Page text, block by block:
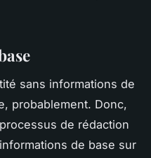
sans informations de
probablement. Donc,
de rédaction
de base sur